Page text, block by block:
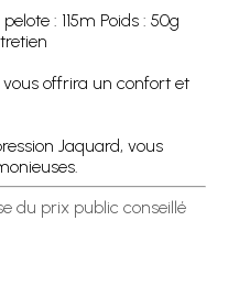
: 115m Poids : 50g
offrira un confort et
Jaquard, vous
du prix public conseillé